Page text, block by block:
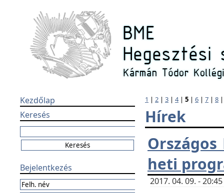
Kezdőlap
Keresés
Bejelentkezés
1 | 2 | 3 | 4| 5 | 6 | 7 | 8
Hírek
Országos
heti
2017. 04. 09. -